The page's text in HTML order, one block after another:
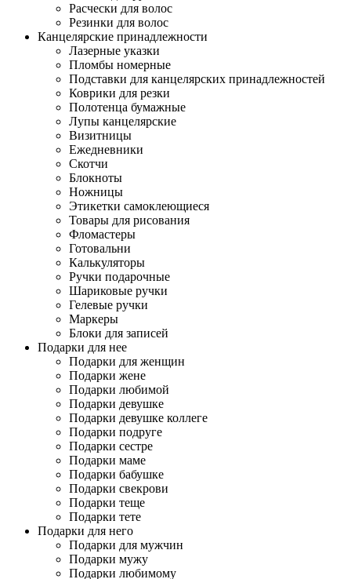
Расчески для волос
Резинки для волос
Канцелярские принадлежности
Лазерные указки
Пломбы номерные
Подставки для канцелярских принадлежностей
Коврики для резки
Полотенца бумажные
Лупы канцелярские
Визитницы
Ежедневники
Скотчи
Блокноты
Ножницы
Этикетки самоклеющиеся
Товары для рисования
Фломастеры
Готовальни
Калькуляторы
Ручки подарочные
Шариковые ручки
Гелевые ручки
Маркеры
Блоки для записей
Подарки для нее
Подарки для женщин
Подарки жене
Подарки любимой
Подарки девушке
Подарки девушке коллеге
Подарки подруге
Подарки сестре
Подарки маме
Подарки бабушке
Подарки свекрови
Подарки теще
Подарки тете
Подарки для него
Подарки для мужчин
Подарки мужу
Подарки любимому